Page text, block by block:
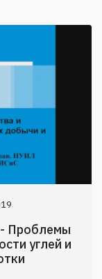
Проблемы
углей и